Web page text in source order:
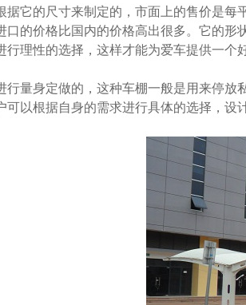
据它的尺寸来制定的，市面上的售价是
口的价格比国内的价格高出很多。它的
理性的选择，这样才能为爱车提供一个
身定做的，这种车棚一般是用来停放
可以根据自身的需求进行具体的选择，设